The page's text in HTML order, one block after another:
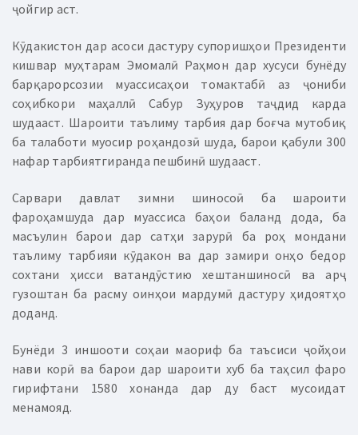
ҷойгир аст.
Кӯдакистон дар асоси дастуру супоришҳои Президенти
кишвар муҳтарам Эмомалӣ Раҳмон дар хусуси бунёду
барқарорсозии муассисаҳои томактабӣ аз ҷониби
соҳибкори маҳаллӣ Сабур Зуҳуров таҷдид карда
шудааст. Шароити таълиму тарбия дар боғча мутобиқ
ба талаботи муосир роҳандозӣ шуда, барои қабули 300
нафар тарбиятгиранда пешбинӣ шудааст.
Сарвари давлат зимни шиносоӣ ба шароити
фароҳамшуда дар муассиса баҳои баланд дода, ба
масъулин барои дар сатҳи зарурӣ ба роҳ мондани
таълиму тарбияи кӯдакон ва дар замири онҳо бедор
сохтани ҳисси ватандӯстию хештаншиносӣ ва арҷ
гузоштан ба расму оинҳои мардумӣ дастуру ҳидоятҳо
доданд.
Бунёди 3 иншооти соҳаи маориф ба таъсиси ҷойҳои
нави корӣ ва барои дар шароити хуб ба таҳсил фаро
гирифтани 1580 хонанда дар ду баст мусоидат
менамояд.